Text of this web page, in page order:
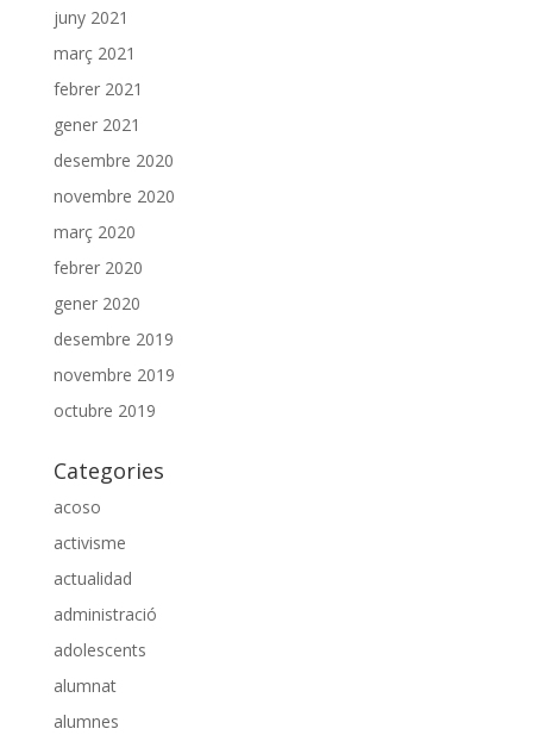
juny 2021
març 2021
febrer 2021
gener 2021
desembre 2020
novembre 2020
març 2020
febrer 2020
gener 2020
desembre 2019
novembre 2019
octubre 2019
Categories
acoso
activisme
actualidad
administració
adolescents
alumnat
alumnes